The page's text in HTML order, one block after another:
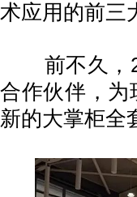
术应用的前三
前不久，
合作伙伴，为
新的大掌柜全